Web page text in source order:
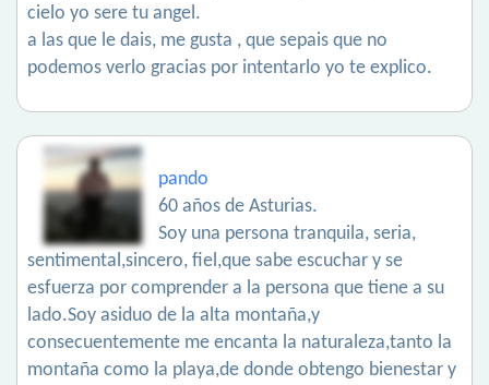
cielo yo sere tu angel.
a las que le dais, me gusta , que sepais que no
podemos verlo gracias por intentarlo yo te explico.
pando
60 años de Asturias.
Soy una persona tranquila, seria,
sentimental,sincero, fiel,que sabe escuchar y se
esfuerza por comprender a la persona que tiene a su
lado.Soy asiduo de la alta montaña,y
consecuentemente me encanta la naturaleza,tanto la
montaña como la playa,de donde obtengo bienestar y